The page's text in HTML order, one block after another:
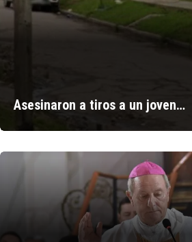
Asesinaron a tiros a un joven…